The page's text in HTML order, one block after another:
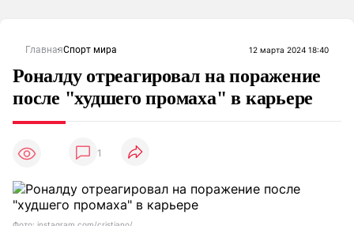
ГлавнаяСпорт мира 12 марта 2024 18:40
Роналду отреагировал на поражение
после "худшего промаха" в карьере
1